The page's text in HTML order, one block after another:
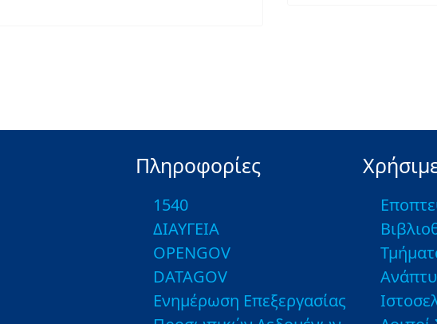
Πληροφορίες
1540
ΔΙΑΥΓΕΙΑ
OPENGOV
DATAGOV
Ενημέρωση Επεξεργασίας